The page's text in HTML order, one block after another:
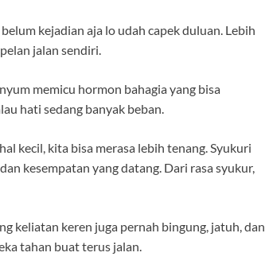
kejadian aja lo udah capek duluan. Lebih
jalan sendiri.
memicu hormon bahagia yang bisa
hati sedang banyak beban.
kecil, kita bisa merasa lebih tenang. Syukuri
kesempatan yang datang. Dari rasa syukur,
keliatan keren juga pernah bingung, jatuh, dan
tahan buat terus jalan.